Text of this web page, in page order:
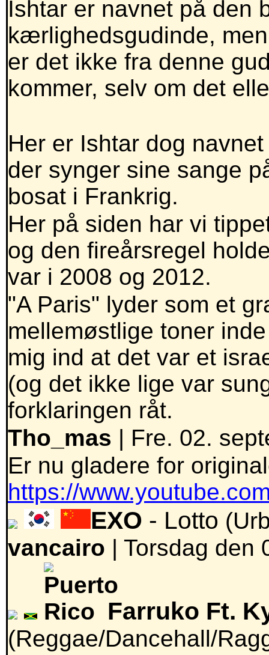
Ishtar er navnet på den
kærlighedsgudinde,
er det ikke fra denne
kommer, selv om det
Her er Ishtar dog
der synger sine sange
bosat i Frankrig.
Her på siden har vi
og den fireårsregel
var i 2008 og 2012.
"A Paris" lyder som et
mellemøstlige toner
mig ind at det var et
(og det ikke lige var
forklaringen råt.
Tho_mas | Fre. 02.
Er nu gladere for
https://
EXO - Lotto
vancairo | Torsdag den
Farruko Ft.
(Reggae/Dancehall/